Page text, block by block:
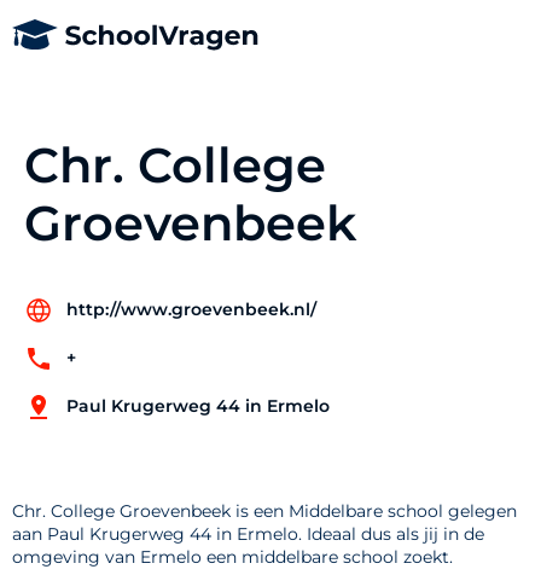
Chr. College
Groevenbeek
http://www.groevenbeek.nl/
+
Paul Krugerweg 44 in Ermelo
Chr. College Groevenbeek is een Middelbare school gelegen
aan Paul Krugerweg 44 in Ermelo. Ideaal dus als jij in de
omgeving van Ermelo een middelbare school zoekt.